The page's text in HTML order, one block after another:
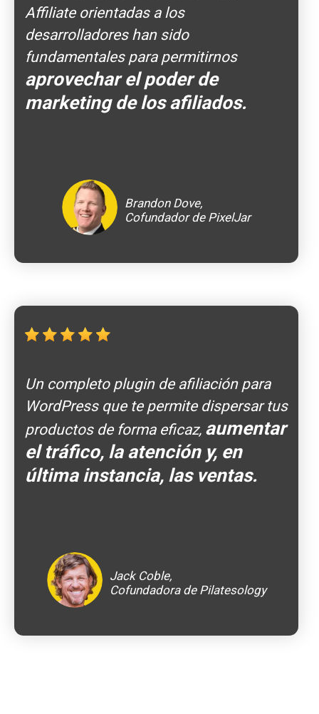
Affiliate orientadas a los
desarrolladores han sido
fundamentales para permitirnos
aprovechar el poder de
marketing de los afiliados.
Brandon Dove,
Cofundador de PixelJar
Un completo plugin de afiliación para
WordPress que te permite dispersar tus
productos de forma eficaz, aumentar
el tráfico, la atención y, en
última instancia, las ventas.
Jack Coble,
Cofundadora de Pilatesology